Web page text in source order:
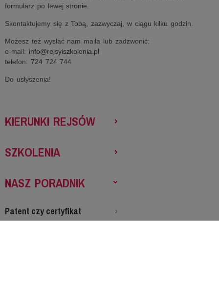
formularz po lewej stronie.
Skontaktujemy się z Tobą, zazwyczaj, w ciągu kilku godzin.
Możesz też wysłać nam maila lub zadzwonić:
e-mail: info@rejsyiszkolenia.pl
telefon: 724 724 744
Do usłyszenia!
KIERUNKI REJSÓW
SZKOLENIA
NASZ PORADNIK
Patent czy certyfikat